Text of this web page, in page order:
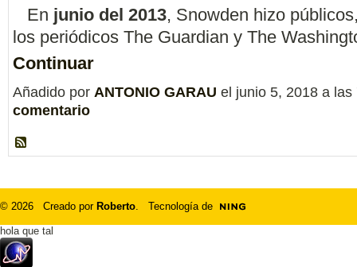
En junio del 2013, Snowden hizo
los periódicos The Guardian y The
Continuar
Añadido por ANTONIO GARAU el junio 5, 2018 a
comentario
© 2026 Creado por Roberto. Tecnología de
hola que tal